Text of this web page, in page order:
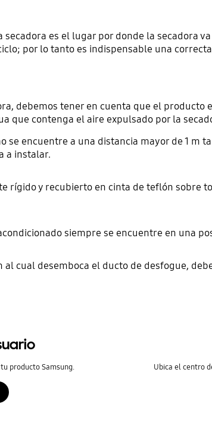
es el lugar por donde la secadora
por lo tanto es indispensable una
debemos tener en cuenta que el producto
que contenga el aire expulsado por la
se encuentre a una distancia mayor de 1 m
a instalar.
rígido y recubierto en cinta de teflón sobre
siempre se encuentre en una
al cual desemboca el ducto de desfogue,
producto Samsung. Ubica el centro